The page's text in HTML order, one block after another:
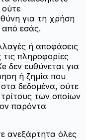
για τη χρήση
εσάς.
ή αποφάσεις
πληροφορίες
δεν ευθύνεται για
ή ζημία που
δεδομένα, ούτε
των οποίων
παρόντα
ανεξάρτητα όλες